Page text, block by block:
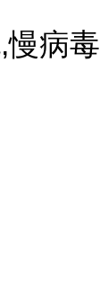
慢病毒